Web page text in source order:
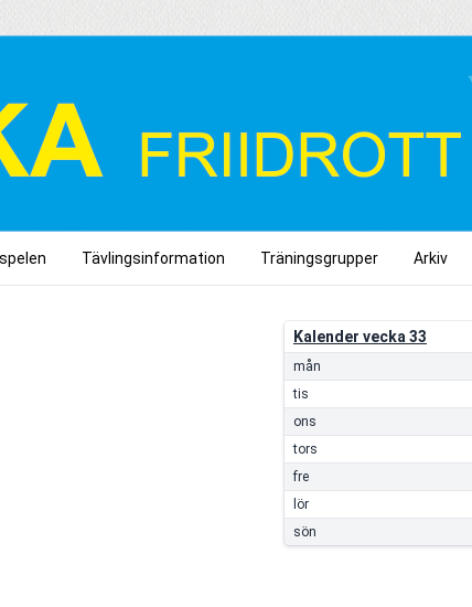
Tävlingsinformation Träningsgrupper Arkiv
Kalender vecka 33
mån
tis
ons
tors
fre
lör
sön